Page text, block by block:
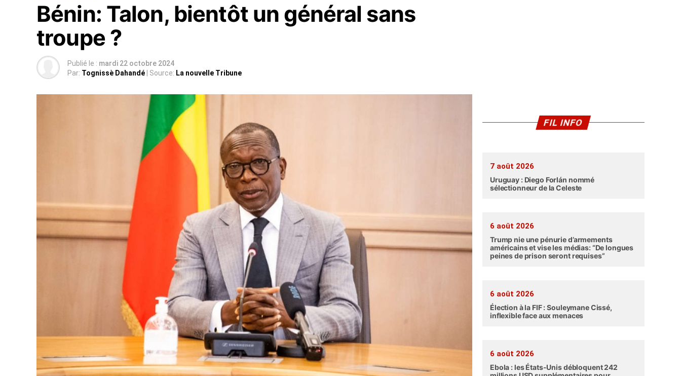
Bénin: Talon, bientôt un général sans
troupe ?
Publié le : mardi 22 octobre 2024
Par: Tognissè Dahandé | Source: La nouvelle Tribune
FIL INFO
7 août 2026
Uruguay : Diego Forlán nommé
sélectionneur de la Celeste
6 août 2026
Trump nie une pénurie d’armements
américains et vise les médias: “De longues
peines de prison seront requises”
6 août 2026
Élection à la FIF : Souleymane Cissé,
inflexible face aux menaces
6 août 2026
Ebola : les États-Unis débloquent 242